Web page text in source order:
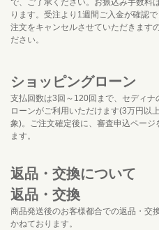
で、ご了承ください。お振込み手数料
ります。受注より1週間ご入金が確認
注文をキャンセルさせていただきます
ださい。
ショッピングローン
支払回数は3回～120回まで、セディナ
ローンがご利用いただけます(3万円以
象)。ご注文確定後に、審査申込ページ
ます。
返品・交換について
返品・交換
商品発送後のお客様都合での返品・交
かねております。